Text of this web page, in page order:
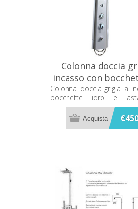
Colonna doccia
incasso con
e asta doccia
Colonna doccia grigia a
bocchette idro e
Grandform COLDOCIDRO